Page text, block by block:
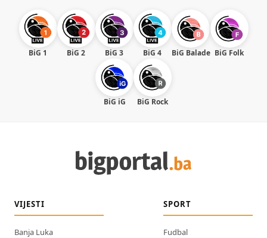
BiG 1 BiG 2 BiG 3 BiG 4 BiG Balade BiG Folk
BiG iG BiG Rock
VIJESTI
Banja Luka
SPORT
Fudbal